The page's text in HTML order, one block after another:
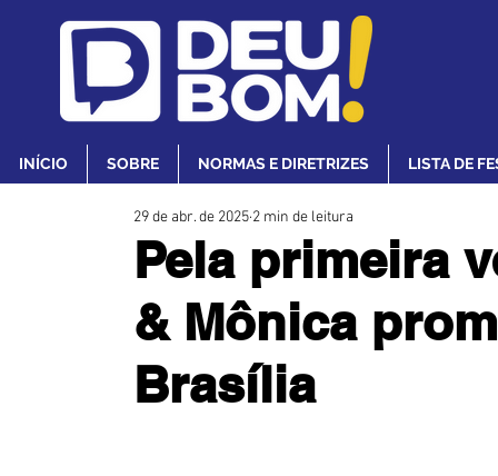
INÍCIO SOBRE NORMAS E DIRETRIZES LISTA DE
Pela primeira
& Mônica
Brasília
29 de abr. de 2025 2 min de leitura